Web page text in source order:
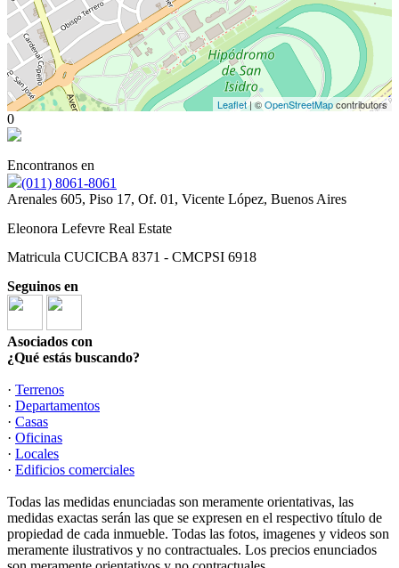
Leaflet| ©OpenStreetMapcontributors
0
Encontranos en
(011) 8061-8061
Arenales 605, Piso 17, Of. 01, Vicente López, Buenos Aires
Eleonora Lefevre Real Estate
Matricula CUCICBA 8371 - CMCPSI 6918
Seguinos en
Asociados con
¿Qué estás buscando?
· Terrenos
· Departamentos
· Casas
· Oficinas
· Locales
· Edificios comerciales
Todas las medidas enunciadas son meramente orientativas, las
medidas exactas serán las que se expresen en el respectivo título de
propiedad de cada inmueble. Todas las fotos, imagenes y videos son
meramente ilustrativos y no contractuales. Los precios enunciados